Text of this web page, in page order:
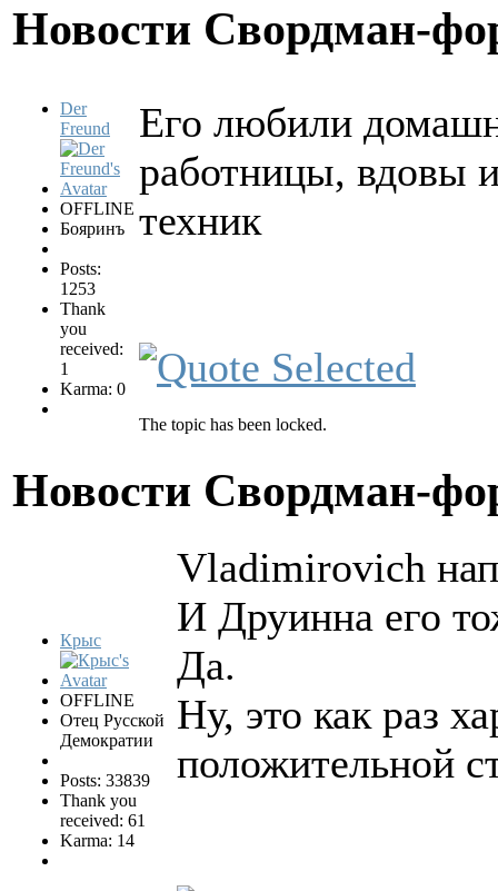
Новости Свордман-
Der
Freund
OFFLINE
Бояринъ
Posts:
1253
Thank
you
received:
1
Karma: 0
Его любили
работницы, вдовы
техник
The topic has been locked.
Новости Свордман-
Крыс
OFFLINE
Отец Русской
Демократии
Posts: 33839
Thank you
received: 61
Karma: 14
Vladimirovich
И Друинна его
Да.
Ну, это как раз
положительной